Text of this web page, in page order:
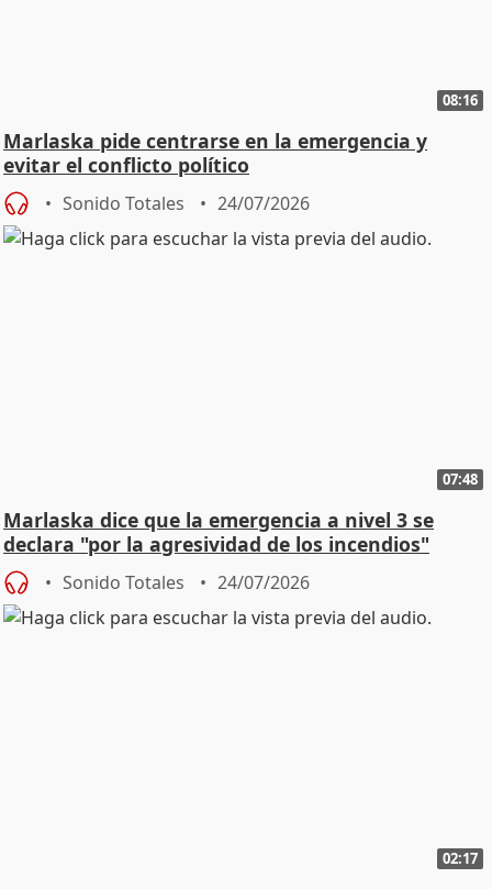
08:16
Marlaska pide centrarse en la emergencia y
evitar el conflicto político
Sonido Totales 24/07/2026
07:48
Marlaska dice que la emergencia a nivel 3 se
declara "por la agresividad de los incendios"
Sonido Totales 24/07/2026
02:17